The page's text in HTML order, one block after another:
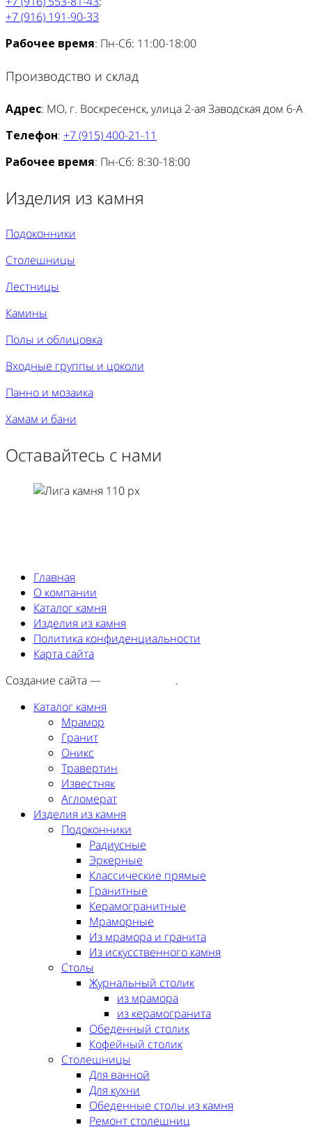
+7 (916) 191-90-33
Рабочее время: Пн-Сб: 11:00-18:00
Производство и склад
Адрес: МО, г. Воскресенск, улица 2-ая Заводская дом 6-А
Телефон: +7 (915) 400-21-11
Рабочее время: Пн-Сб: 8:30-18:00
Изделия из камня
Подоконники
Столешницы
Лестницы
Камины
Полы и облицовка
Входные группы и цоколи
Панно и мозаика
Хамам и бани
Оставайтесь с нами
Главная
О компании
Каталог камня
Изделия из камня
Политика конфиденциальности
Карта сайта
Создание сайта —
.
Каталог камня
Мрамор
Гранит
Оникс
Травертин
Известняк
Агломерат
Изделия из камня
Подоконники
Радиусные
Эркерные
Классические прямые
Гранитные
Керамогранитные
Мраморные
Из мрамора и гранита
Из искусственного камня
Столы
Журнальный столик
из мрамора
из керамогранита
Обеденный столик
Кофейный столик
Столешницы
Для ванной
Для кухни
Обеденные столы из камня
Ремонт столешниц